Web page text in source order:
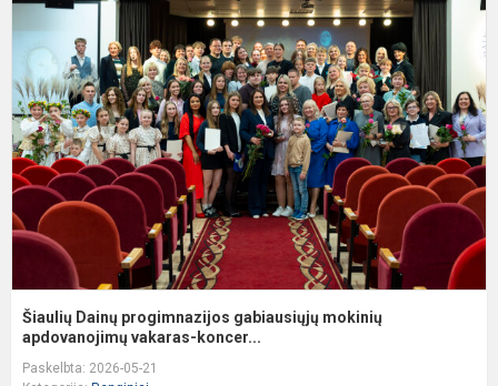
Šiaulių Dainų progimnazijos gabiausiųjų mokinių
apdovanojimų vakaras-koncer...
Paskelbta: 2026-05-21